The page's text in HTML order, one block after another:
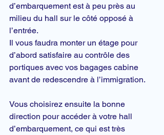
d’embarquement est à peu près au
milieu du hall sur le côté opposé à
l’entrée.
Il vous faudra monter un étage pour
d’abord satisfaire au contrôle des
portiques avec vos bagages cabine
avant de redescendre à l’immigration.
Vous choisirez ensuite la bonne
direction pour accéder à votre hall
d’embarquement, ce qui est très